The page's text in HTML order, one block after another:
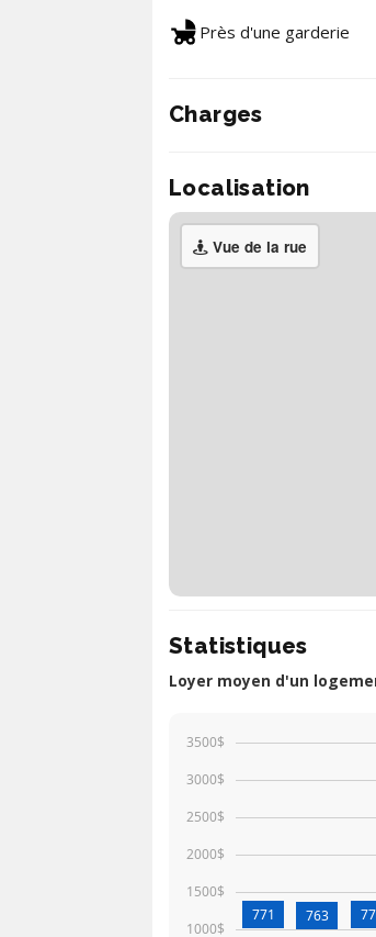
Près d'une garderie
Charges
Localisation
Vue de la rue
Statistiques
Loyer moyen d'un
1000$
1500$
2000$
2500$
3000$
3500$
771 763